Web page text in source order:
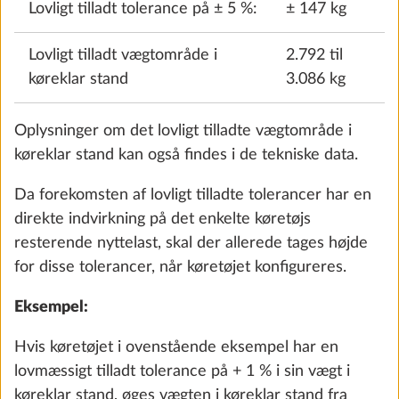
Vandpumpe
549 kr.
Udvendig gasudtag, ekstraudstyr
Da vægten i køreklar stand er en beregnet værdi,
der er underlagt lovligt tilladte tolerancer på op til ±
5 %, og forekomsten af disse tolerancer kan føre til
en de facto underskridelse af den mindste nyttelast,
er de lovligt tilladte tolerancer for en sikkerheds
skyld inkluderet i den maksimale vægt for
specialudstyr. Der tages også højde for særligt
er en del af standardudstyret.
Oplysninger om maksimal vægt for specialudstyr kan
findes for hvert grundrids i de tekniske data.
Ok, jeg har forstået